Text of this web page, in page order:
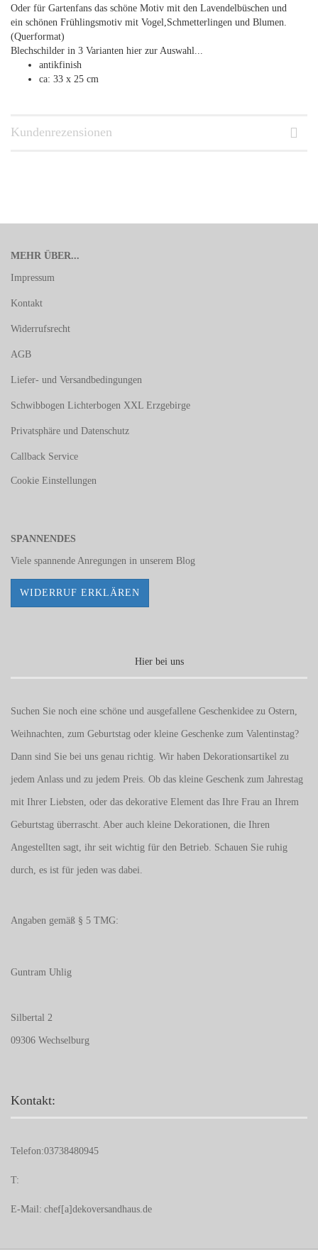
Oder für Gartenfans das schöne Motiv mit den Lavendelbüschen und
ein schönen Frühlingsmotiv mit Vogel,Schmetterlingen und Blumen.
(Querformat)
Blechschilder in 3 Varianten hier zur Auswahl...
antikfinish
ca: 33 x 25 cm
Kundenrezensionen
MEHR ÜBER...
Impressum
Kontakt
Widerrufsrecht
AGB
Liefer- und Versandbedingungen
Schwibbogen Lichterbogen XXL Erzgebirge
Privatsphäre und Datenschutz
Callback Service
Cookie Einstellungen
SPANNENDES
Viele spannende Anregungen in unserem Blog
WIDERRUF ERKLÄREN
Hier bei uns
Suchen Sie noch eine schöne und ausgefallene Geschenkidee zu Ostern,
Weihnachten, zum Geburtstag oder kleine Geschenke zum Valentinstag?
Dann sind Sie bei uns genau richtig. Wir haben Dekorationsartikel zu
jedem Anlass und zu jedem Preis. Ob das kleine Geschenk zum Jahrestag
mit Ihrer Liebsten, oder das dekorative Element das Ihre Frau an Ihrem
Geburtstag überrascht. Aber auch kleine Dekorationen, die Ihren
Angestellten sagt, ihr seit wichtig für den Betrieb. Schauen Sie ruhig
durch, es ist für jeden was dabei.
Angaben gemäß § 5 TMG:
Guntram Uhlig
Silbertal 2
09306 Wechselburg
Kontakt:
Telefon:03738480945
T:
E-Mail: chef[a]dekoversandhaus.de